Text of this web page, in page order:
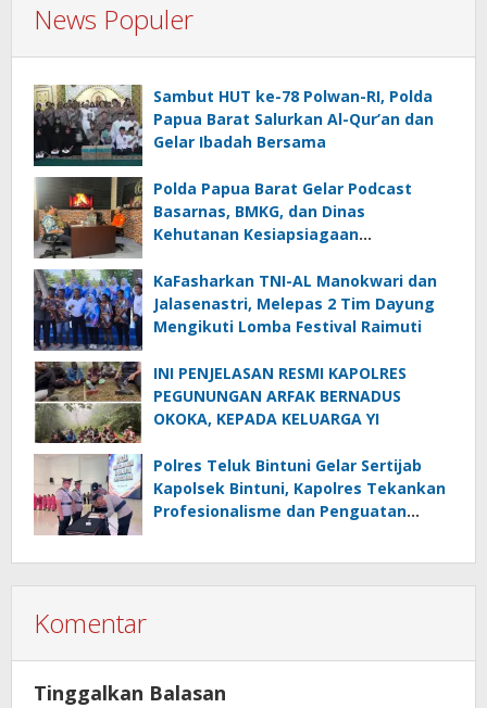
News Populer
Sambut HUT ke-78 Polwan-RI, Polda
Papua Barat Salurkan Al-Qur’an dan
Gelar Ibadah Bersama
Polda Papua Barat Gelar Podcast
Basarnas, BMKG, dan Dinas
Kehutanan Kesiapsiagaan
KaFasharkan TNI-AL Manokwari dan
Jalasenastri, Melepas 2 Tim Dayung
Mengikuti Lomba Festival Raimuti
INI PENJELASAN RESMI KAPOLRES
PEGUNUNGAN ARFAK BERNADUS
OKOKA, KEPADA KELUARGA YI
Polres Teluk Bintuni Gelar Sertijab
Kapolsek Bintuni, Kapolres Tekankan
Profesionalisme dan Penguatan
Komentar
Tinggalkan Balasan